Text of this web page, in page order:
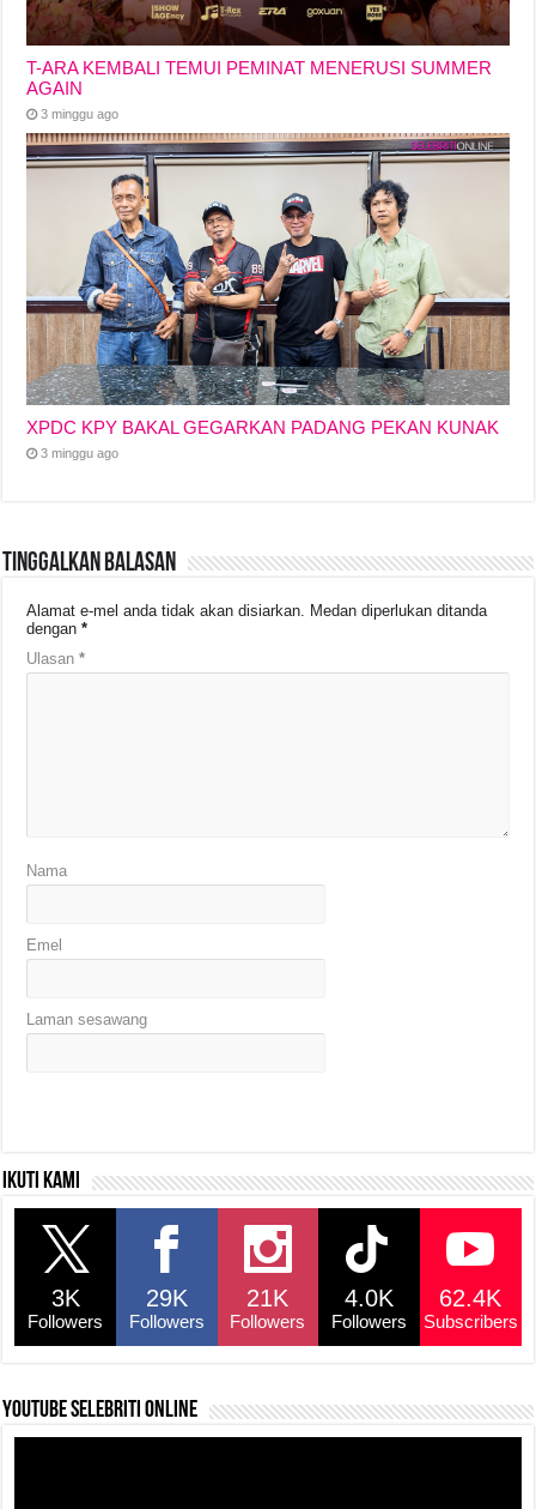
T-ARA KEMBALI TEMUI PEMINAT MENERUSI SUMMER
AGAIN
3 minggu ago
XPDC KPY BAKAL GEGARKAN PADANG PEKAN KUNAK
3 minggu ago
Tinggalkan Balasan
Alamat e-mel anda tidak akan disiarkan. Medan diperlukan ditanda
dengan*
Ulasan*
Nama
Emel
Laman sesawang
Ikuti kami
3K
Followers
29K
Followers
21K
Followers
4.0K
Followers
62.4K
Subscribers
YouTube selebriti online